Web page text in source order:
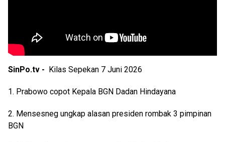
SinPo.tv - Kilas Sepekan 7 Juni 2026
1. Prabowo copot Kepala BGN Dadan Hindayana
2. Mensesneg ungkap alasan presiden rombak 3 pimpinan
BGN